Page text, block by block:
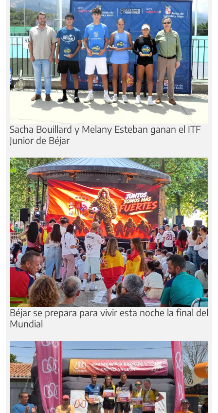
Sacha Bouillard y Melany Esteban ganan el ITF
Junior de Béjar
Béjar se prepara para vivir esta noche la final del
Mundial